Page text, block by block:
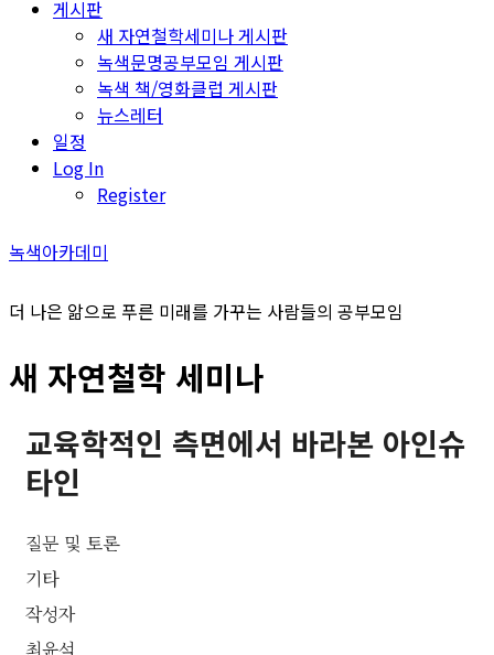
게시판
새 자연철학세미나 게시판
녹색문명공부모임 게시판
녹색 책/영화클럽 게시판
뉴스레터
일정
Log In
Register
녹색아카데미
더 나은 앎으로 푸른 미래를 가꾸는 사람들의 공부모임
새 자연철학 세미나
교육학적인 측면에서 바라본 아인슈
타인
질문 및 토론
기타
작성자
최윤석